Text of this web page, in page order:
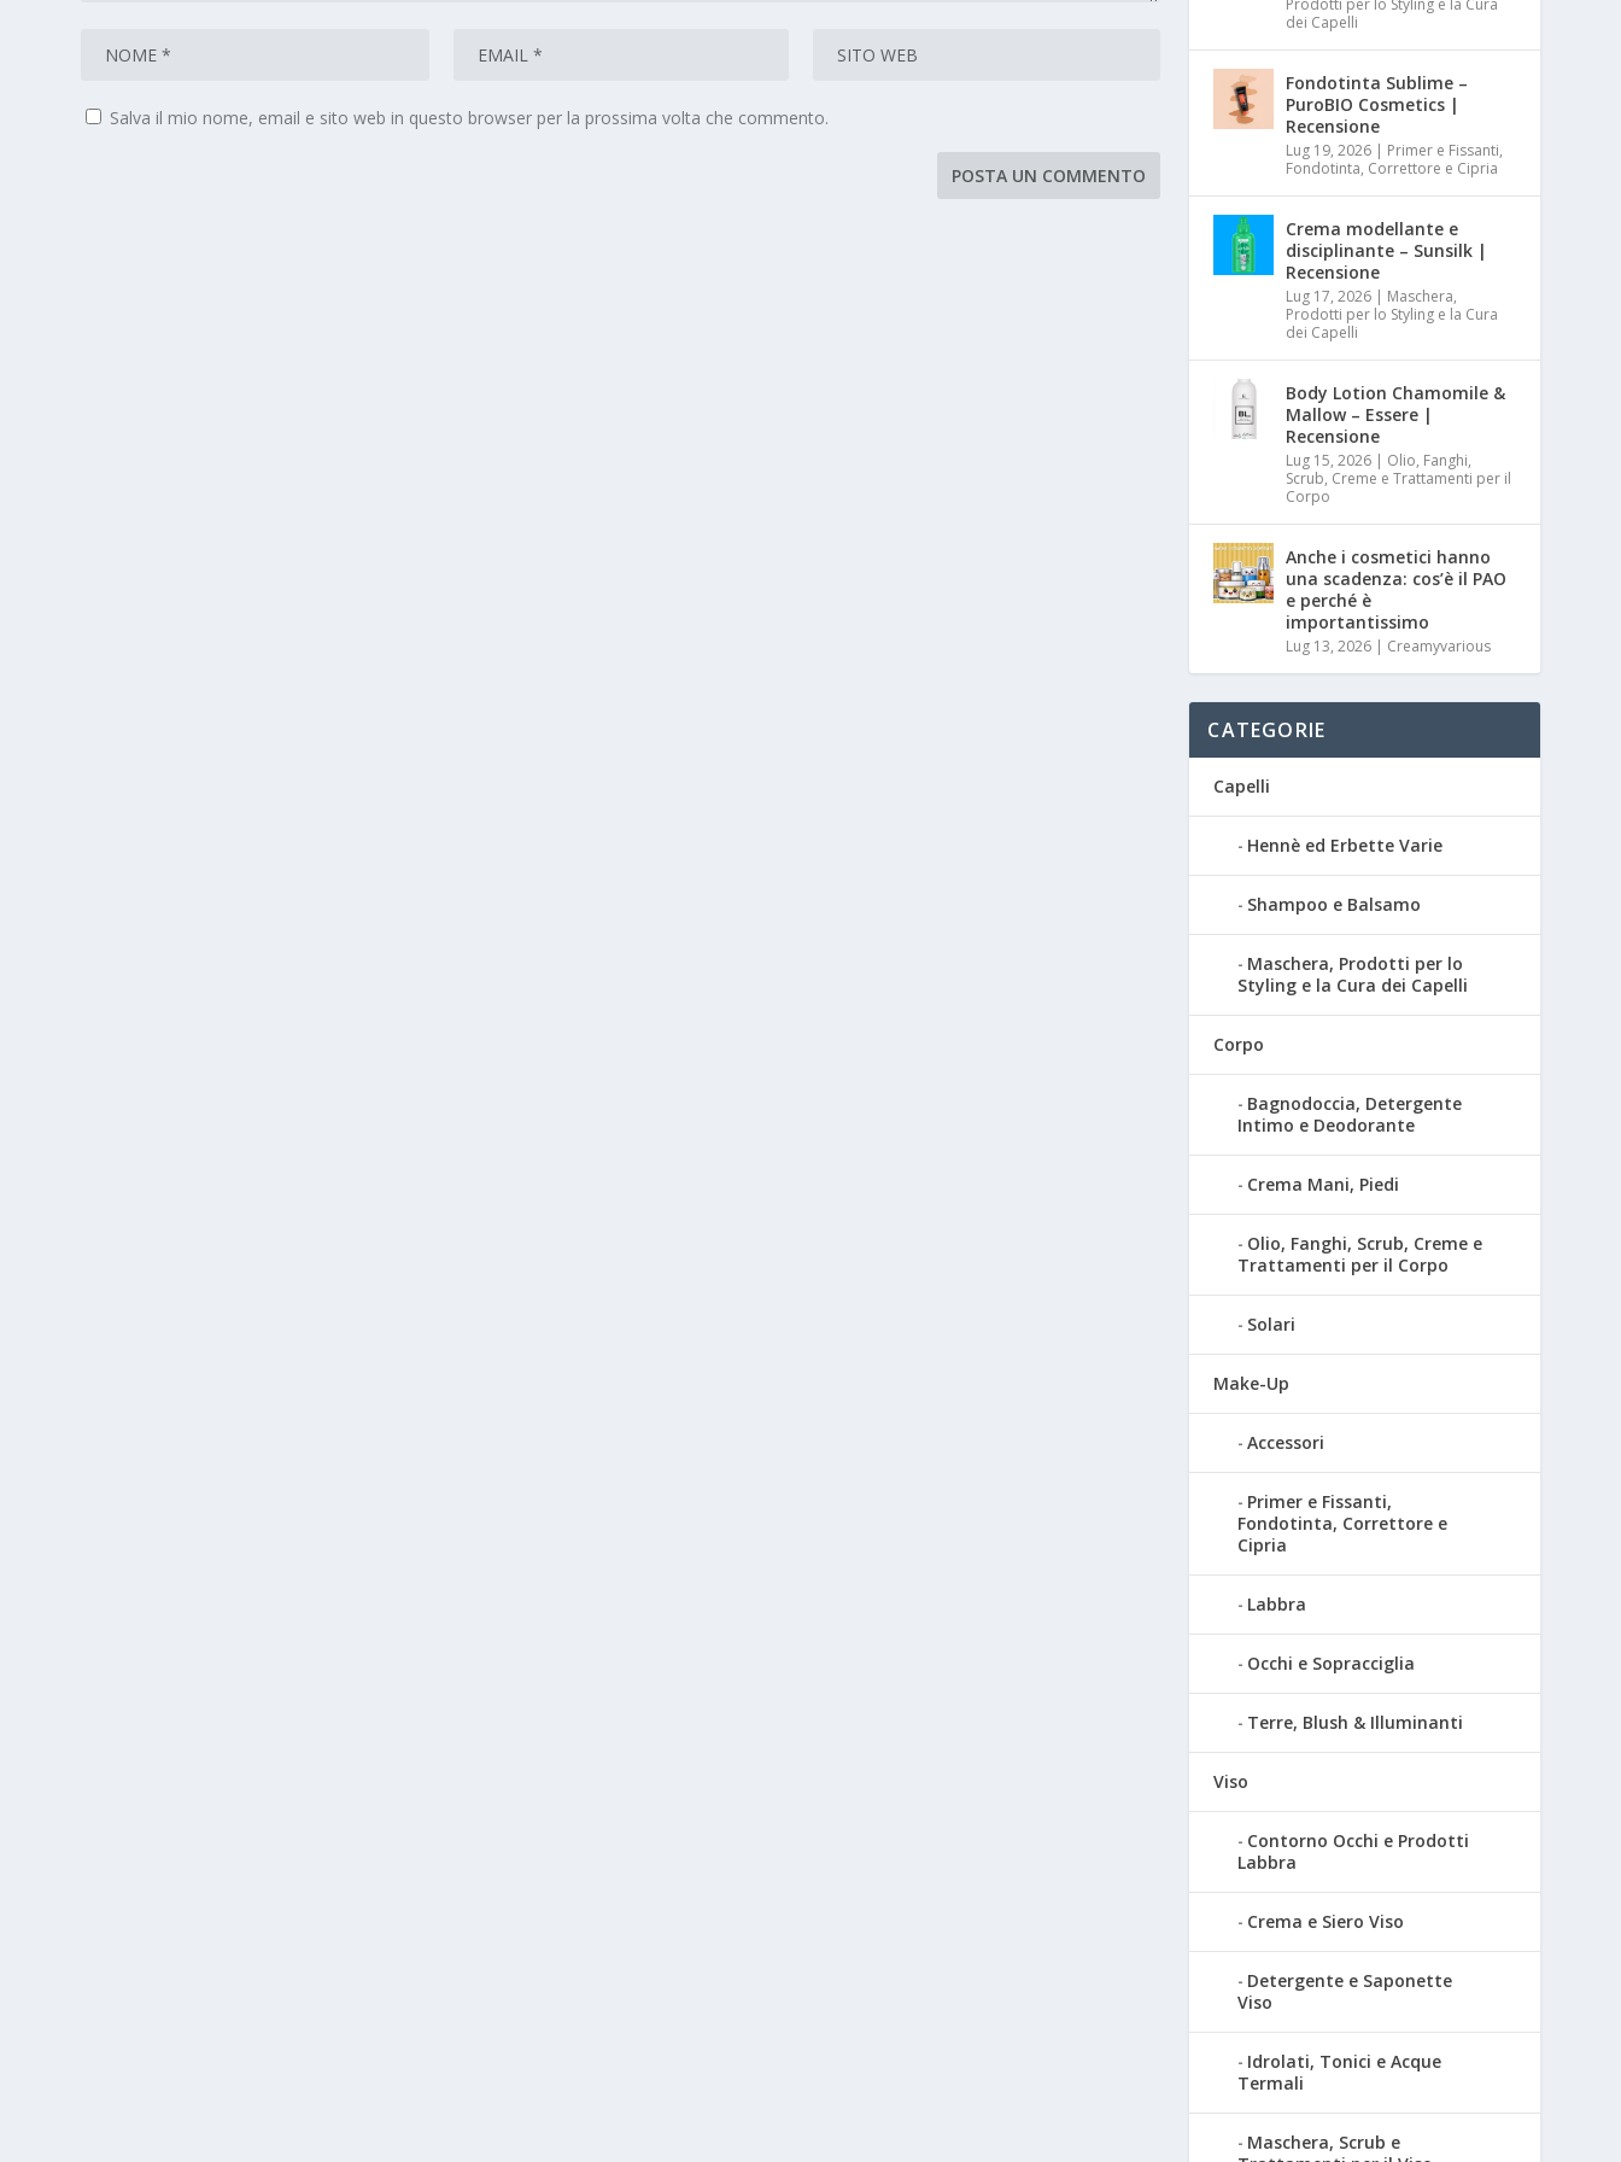
Salva il mio nome, email e sito web in questo browser per la prossima volta che commento.
Prodotti per lo Styling e la Cura
dei Capelli
Fondotinta Sublime –
PuroBIO Cosmetics |
Recensione
Lug 19, 2026 | Primer e Fissanti,
Fondotinta, Correttore e Cipria
Crema modellante e
disciplinante – Sunsilk |
Recensione
Lug 17, 2026 | Maschera,
Prodotti per lo Styling e la Cura
dei Capelli
Body Lotion Chamomile &
Mallow – Essere |
Recensione
Lug 15, 2026 | Olio, Fanghi,
Scrub, Creme e Trattamenti per il
Corpo
Anche i cosmetici hanno
una scadenza: cos’è il PAO
e perché è
importantissimo
Lug 13, 2026 | Creamyvarious
CATEGORIE
Capelli
Hennè ed Erbette Varie
Shampoo e Balsamo
Maschera, Prodotti per lo
Styling e la Cura dei Capelli
Corpo
Bagnodoccia, Detergente
Intimo e Deodorante
Crema Mani, Piedi
Olio, Fanghi, Scrub, Creme e
Trattamenti per il Corpo
Solari
Make-Up
Accessori
Primer e Fissanti,
Fondotinta, Correttore e
Cipria
Labbra
Occhi e Sopracciglia
Terre, Blush & Illuminanti
Viso
Contorno Occhi e Prodotti
Labbra
Crema e Siero Viso
Detergente e Saponette
Viso
Idrolati, Tonici e Acque
Termali
Maschera, Scrub e